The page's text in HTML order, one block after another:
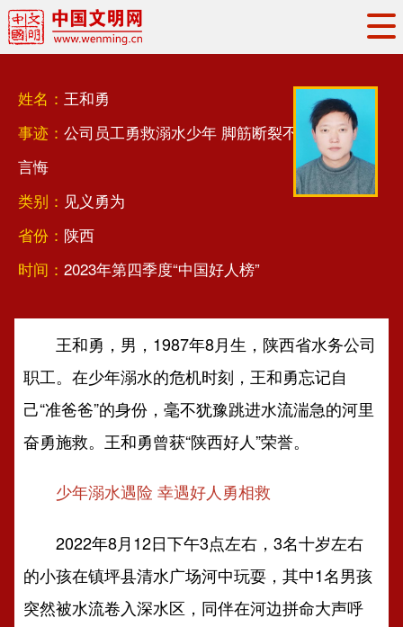
权威发布
地方交流
文明培育
文明实践
文明创建
文明矩阵
姓名： 王和勇
事迹： 公司员工勇救溺水少年 脚筋断裂不
言悔
类别： 见义勇为
省份： 陕西
时间： 2023年第四季度“中国好人榜”
王和勇，男，1987年8月生，陕西省水务公司
职工。在少年溺水的危机时刻，王和勇忘记自
己“准爸爸”的身份，毫不犹豫跳进水流湍急的河里
奋勇施救。王和勇曾获“陕西好人”荣誉。
少年溺水遇险 幸遇好人勇相救
2022年8月12日下午3点左右，3名十岁左右
的小孩在镇坪县清水广场河中玩耍，其中1名男孩
突然被水流卷入深水区，同伴在河边拼命大声呼